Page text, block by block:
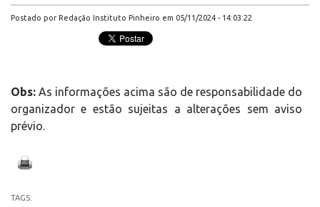
Postado por Redação Instituto Pinheiro em 05/11/2024 - 14:03:22
Obs: As informações acima são de responsabilidade do
organizador e estão sujeitas a alterações sem aviso
prévio.
TAGS: